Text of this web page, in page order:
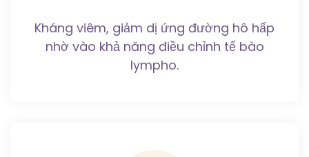
Kháng viêm, giảm dị ứng đường hô hấp
nhờ vào khả năng điều chỉnh tế bào
lympho.